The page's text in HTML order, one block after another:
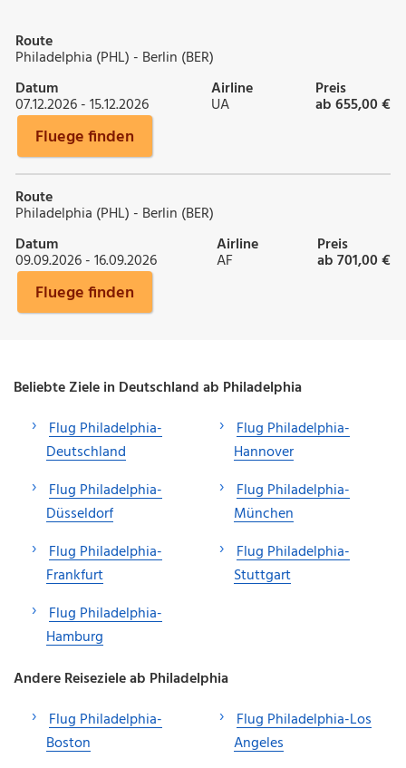
Route
Philadelphia (PHL) - Berlin (BER)
Datum
07.12.2026 - 15.12.2026
Airline
UA
Preis
ab 655,00 €
Fluege finden
Route
Philadelphia (PHL) - Berlin (BER)
Datum
09.09.2026 - 16.09.2026
Airline
AF
Preis
ab 701,00 €
Fluege finden
Beliebte Ziele in Deutschland ab Philadelphia
Flug Philadelphia-
Deutschland
Flug Philadelphia-
Düsseldorf
Flug Philadelphia-
Frankfurt
Flug Philadelphia-
Hamburg
Flug Philadelphia-
Hannover
Flug Philadelphia-
München
Flug Philadelphia-
Stuttgart
Andere Reiseziele ab Philadelphia
Flug Philadelphia-
Boston
Flug Philadelphia-Los
Angeles